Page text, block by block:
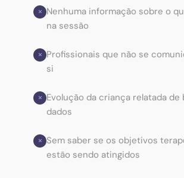
Nenhuma informação sobre o
na sessão
Profissionais que não se
si
Evolução da criança relatada de
dados
Sem saber se os objetivos
estão sendo atingidos